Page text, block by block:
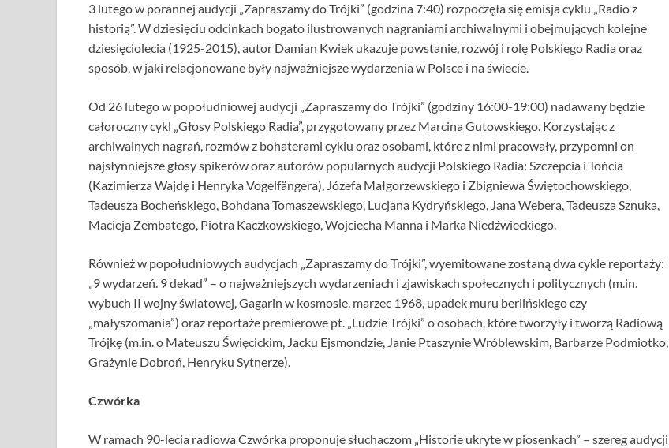
3 lutego w porannej audycji „Zapraszamy do Trójki” (godzina 7:40) rozpoczęła się emisja cyklu „Radio z
historią”. W dziesięciu odcinkach bogato ilustrowanych nagraniami archiwalnymi i obejmujących kolejne
dziesięciolecia (1925-2015), autor Damian Kwiek ukazuje powstanie, rozwój i rolę Polskiego Radia oraz
sposób, w jaki relacjonowane były najważniejsze wydarzenia w Polsce i na świecie.
Od 26 lutego w popołudniowej audycji „Zapraszamy do Trójki” (godziny 16:00-19:00) nadawany będzie
całoroczny cykl „Głosy Polskiego Radia”, przygotowany przez Marcina Gutowskiego. Korzystając z
archiwalnych nagrań, rozmów z bohaterami cyklu oraz osobami, które z nimi pracowały, przypomni on
najsłynniejsze głosy spikerów oraz autorów popularnych audycji Polskiego Radia: Szczepcia i Tońcia
(Kazimierza Wajdę i Henryka Vogelfängera), Józefa Małgorzewskiego i Zbigniewa Świętochowskiego,
Tadeusza Bocheńskiego, Bohdana Tomaszewskiego, Lucjana Kydryńskiego, Jana Webera, Tadeusza Sznuka,
Macieja Zembatego, Piotra Kaczkowskiego, Wojciecha Manna i Marka Niedźwieckiego.
Również w popołudniowych audycjach „Zapraszamy do Trójki”, wyemitowane zostaną dwa cykle reportaży:
„9 wydarzeń. 9 dekad” – o najważniejszych wydarzeniach i zjawiskach społecznych i politycznych (m.in.
wybuch II wojny światowej, Gagarin w kosmosie, marzec 1968, upadek muru berlińskiego czy
„małyszomania”) oraz reportaże premierowe pt. „Ludzie Trójki” o osobach, które tworzyły i tworzą Radiową
Trójkę (m.in. o Mateuszu Święcickim, Jacku Ejsmondzie, Janie Ptaszynie Wróblewskim, Barbarze Podmiotko,
Grażynie Dobroń, Henryku Sytnerze).
Czwórka
W ramach 90-lecia radiowa Czwórka proponuje słuchaczom „Historie ukryte w piosenkach” – szereg audycji